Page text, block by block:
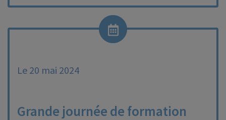
Le 20 mai 2024
Grande journée de formation